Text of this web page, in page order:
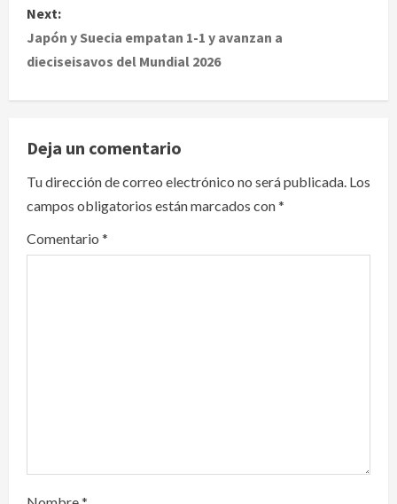
t
n
a
v
i
g
a
Next:
Japón y Suecia empatan 1-1 y avanzan a
dieciseisavos del Mundial 2026
Deja un comentario
Tu dirección de correo electrónico no será publicada. Los
campos obligatorios están marcados con*
Comentario *